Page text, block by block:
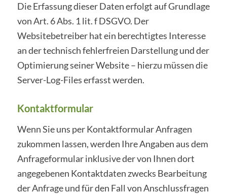
Die Erfassung dieser Daten erfolgt auf Grundlage
von Art. 6 Abs. 1 lit. f DSGVO. Der
Websitebetreiber hat ein berechtigtes Interesse
an der technisch fehlerfreien Darstellung und der
Optimierung seiner Website – hierzu müssen die
Server-Log-Files erfasst werden.
Kontaktformular
Wenn Sie uns per Kontaktformular Anfragen
zukommen lassen, werden Ihre Angaben aus dem
Anfrageformular inklusive der von Ihnen dort
angegebenen Kontaktdaten zwecks Bearbeitung
der Anfrage und für den Fall von Anschlussfragen